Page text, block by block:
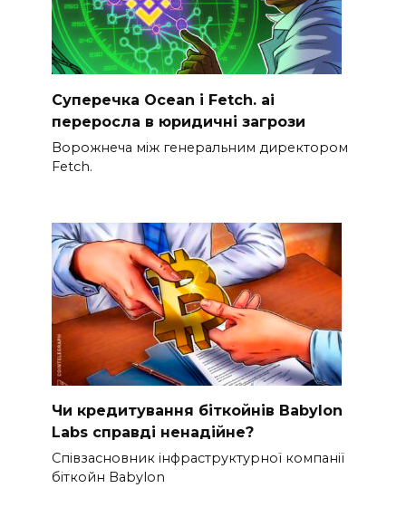
Суперечка Ocean і Fetch. ai
переросла в юридичні загрози
Ворожнеча між генеральним директором
Fetch.
Чи кредитування біткойнів Babylon
Labs справді ненадійне?
Співзасновник інфраструктурної компанії
біткойн Babylon